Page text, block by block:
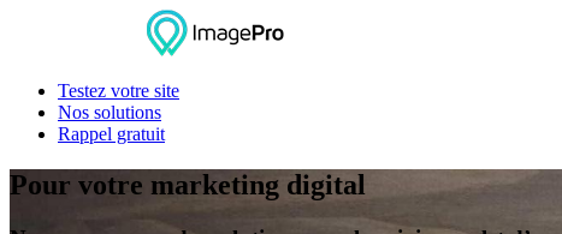
Testez votre site
Nos solutions
Rappel gratuit
Pour votre marketing digital